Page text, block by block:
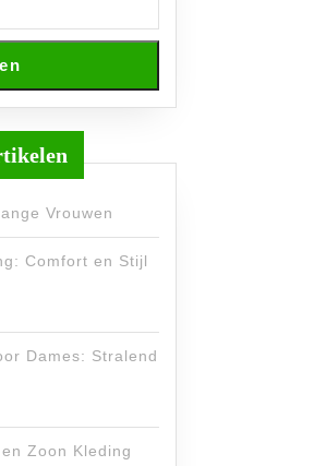
Vrouwen
Comfort en Stijl
Dames: Stralend
Zoon Kleding